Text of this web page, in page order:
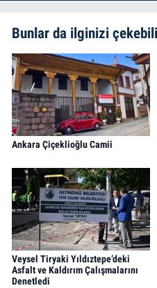
Bunlar da ilginizi
Ankara Çiçeklioğlu Camii
Veysel Tiryaki Yıldıztepe’deki
Asfalt ve Kaldırım Çalışmalarını
Denetledi